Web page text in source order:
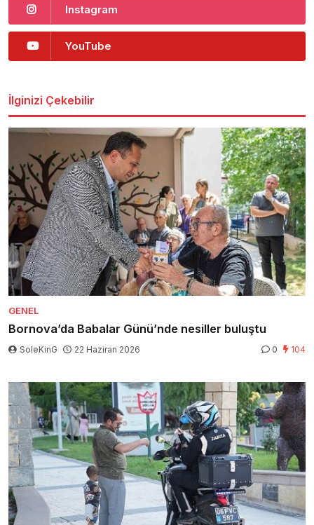
Instagram
YouTube
İlginizi Çekebilir
GENEL
Bornova’da Babalar Günü’nde nesiller buluştu
SoleKinG 22 Haziran 2026 0 104